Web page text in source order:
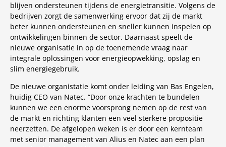
blijven ondersteunen tijdens de energietransitie. Volgens de
bedrijven zorgt de samenwerking ervoor dat zij de markt
beter kunnen ondersteunen en sneller kunnen inspelen op
ontwikkelingen binnen de sector. Daarnaast speelt de
nieuwe organisatie in op de toenemende vraag naar
integrale oplossingen voor energieopwekking, opslag en
slim energiegebruik.
De nieuwe organistatie komt onder leiding van Bas Engelen,
huidig CEO van Natec. “Door onze krachten te bundelen
kunnen we een enorme voorsprong nemen op de rest van
de markt en richting klanten een veel sterkere propositie
neerzetten. De afgelopen weken is er door een kernteam
met senior management van Alius en Natec aan een plan